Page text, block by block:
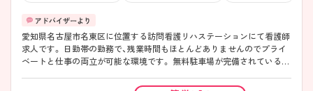
愛知県名古屋市名東区に位置する訪問看護リハステーションにて看護師
求人です。 日勤帯の勤務で、残業時間もほとんどありませんのでプライ
ベートと仕事の両立が可能な環境です。 無料駐車場が完備されているの